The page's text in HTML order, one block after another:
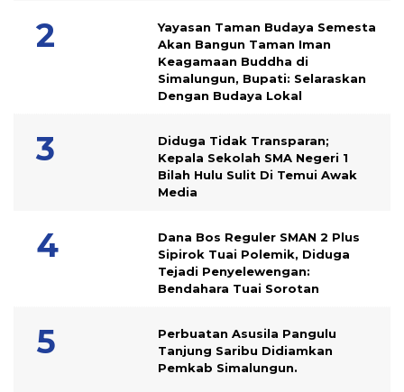
Yayasan Taman Budaya Semesta
Akan Bangun Taman Iman
Keagamaan Buddha di
Simalungun, Bupati: Selaraskan
Dengan Budaya Lokal
Diduga Tidak Transparan;
Kepala Sekolah SMA Negeri 1
Bilah Hulu Sulit Di Temui Awak
Media
Dana Bos Reguler SMAN 2 Plus
Sipirok Tuai Polemik, Diduga
Tejadi Penyelewengan:
Bendahara Tuai Sorotan
Perbuatan Asusila Pangulu
Tanjung Saribu Didiamkan
Pemkab Simalungun.